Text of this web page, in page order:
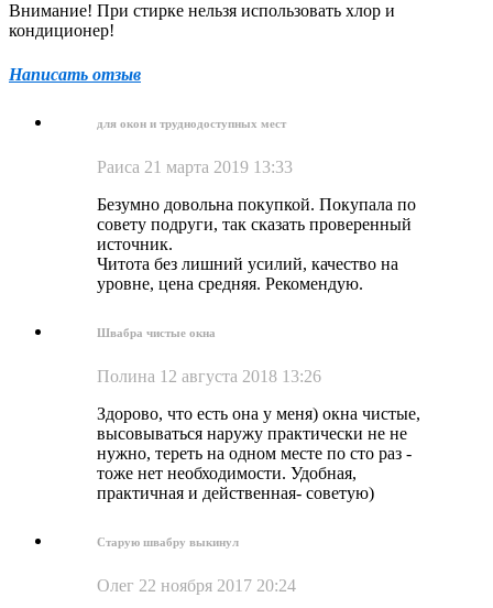
Внимание! При стирке нельзя использовать хлор и
кондиционер!
Написать отзыв
для окон и труднодоступных мест
Раиса 21 марта 2019 13:33
Безумно довольна покупкой. Покупала по
совету подруги, так сказать проверенный
источник.
Читота без лишний усилий, качество на
уровне, цена средняя. Рекомендую.
Швабра чистые окна
Полина 12 августа 2018 13:26
Здорово, что есть она у меня) окна чистые,
высовываться наружу практически не не
нужно, тереть на одном месте по сто раз -
тоже нет необходимости. Удобная,
практичная и действенная- советую)
Старую швабру выкинул
Олег 22 ноября 2017 20:24